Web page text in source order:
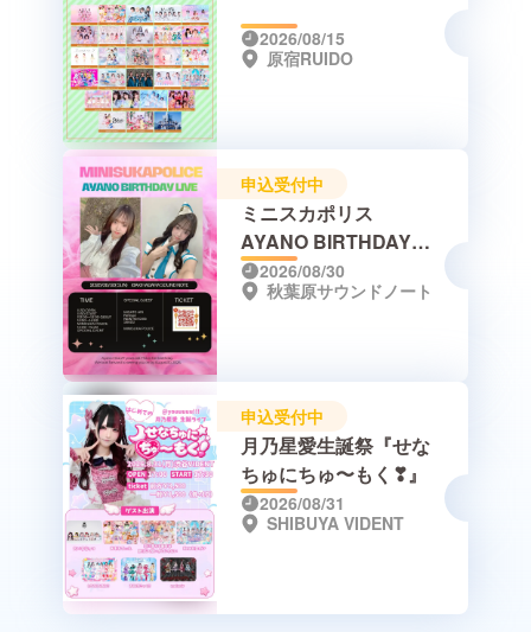
2026/08/15
原宿RUIDO
申込受付中
ミニスカポリス
AYANO BIRTHDAY
LIVE2026/08/30
秋葉原サウンドノート
申込受付中
月乃星愛生誕祭『せな
ちゅにちゅ〜もく❣』
2026/08/31
SHIBUYA VIDENT